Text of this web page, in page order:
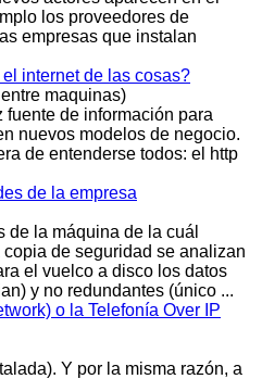
los proveedores de
empresas que instalan
internet de las cosas?
maquinas)
fuente de información para
nuevos modelos de negocio.
de entenderse todos: el http
de la empresa
de la máquina de la cuál
de seguridad se analizan
el vuelco a disco los datos
y no redundantes (único ...
o la Telefonía Over IP
Y por la misma razón, a